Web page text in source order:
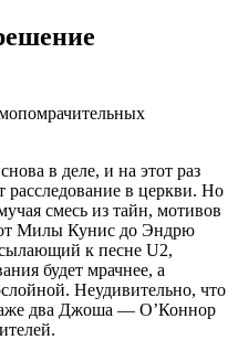
в деле, и на этот раз
расследование в церкви. Но
смесь из тайн, мотивов
Милы Кунис до Эндрю
к песне U2,
будет мрачнее, а
Неудивительно, что
два Джоша — О’Коннор